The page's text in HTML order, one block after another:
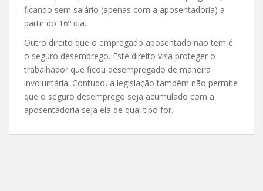
ficando sem salário (apenas com a aposentadoria) a
partir do 16º dia.
Outro direito que o empregado aposentado não tem é
o seguro desemprego. Este direito visa proteger o
trabalhador que ficou desempregado de maneira
involuntária. Contudo, a legislação também não permite
que o seguro desemprego seja acumulado com a
aposentadoria seja ela de qual tipo for.